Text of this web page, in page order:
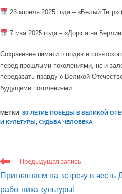
23 апреля 2025 года – «Белый Тигр»
7 мая 2025 года – «Дорога на
Сохранение памяти о подвиге
перед прошлыми поколениями, но и
передавать правду о Великой
будущими поколениями.
МЕТКИ:80-ЛЕТИЕ ПОБЕДЫ В ВЕЛИКОЙ
И КУЛЬТУРЫ, СУДЬБА ЧЕЛОВЕКА
ЕЩЕ
СТАТЬИ
Предыдущая запись
Приглашаем на встречу в честь
работника культуры!